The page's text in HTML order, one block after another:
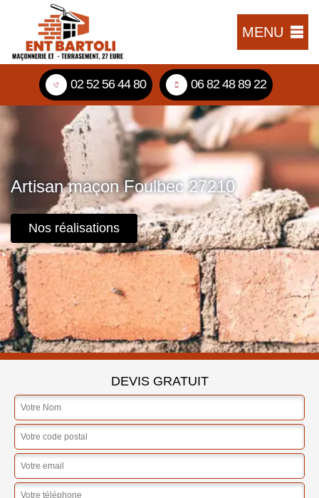
MENU
02 52 56 44 80 06 82 48 89 22
Artisan maçon Foulbec 27210
Nos réalisations
DEVIS GRATUIT